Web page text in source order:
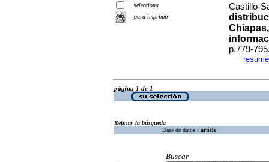
selecciona
para imprimir
Castillo-
p.779-
·
página 1 de 1
Refinar la búsqueda
Base de datos : article
Buscar